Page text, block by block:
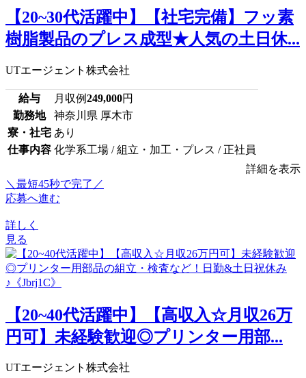
【20~30代活躍中】【社宅完備】フッ素
樹脂製品のプレス成型★人気の土日休...
UTエージェント株式会社
給与 月収例249,000円
勤務地
神奈川県 厚木市
寮・社宅 あり
仕事内容 化学系工場 / 組立・加工・プレス / 正社員
詳細を表示
＼最短45秒で完了／
応募へ進む
詳しく
見る
【20~40代活躍中】【高収入☆月収26万
円可】未経験歓迎◎プリンター用部...
UTエージェント株式会社